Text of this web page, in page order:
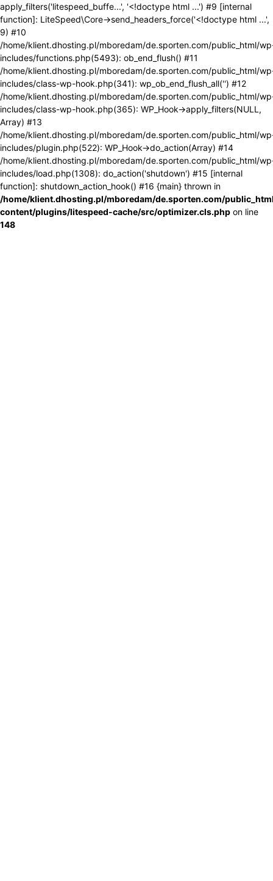
apply_filters('litespeed_buffe...', '<!doctype html ...') #9 [internal
function]: LiteSpeed\Core->send_headers_force('<!doctype html ...',
9) #10
/home/klient.dhosting.pl/mboredam/de.sporten.com/public_html/
includes/functions.php(5493): ob_end_flush() #11
/home/klient.dhosting.pl/mboredam/de.sporten.com/public_html/
includes/class-wp-hook.php(341): wp_ob_end_flush_all('') #12
/home/klient.dhosting.pl/mboredam/de.sporten.com/public_html/
includes/class-wp-hook.php(365): WP_Hook->apply_filters(NULL,
Array) #13
/home/klient.dhosting.pl/mboredam/de.sporten.com/public_html/
includes/plugin.php(522): WP_Hook->do_action(Array) #14
/home/klient.dhosting.pl/mboredam/de.sporten.com/public_html/
includes/load.php(1308): do_action('shutdown') #15 [internal
function]: shutdown_action_hook() #16 {main} thrown in
/home/klient.dhosting.pl/mboredam/de.sporten.com/
content/plugins/litespeed-cache/src/optimizer.cls.php on line
148